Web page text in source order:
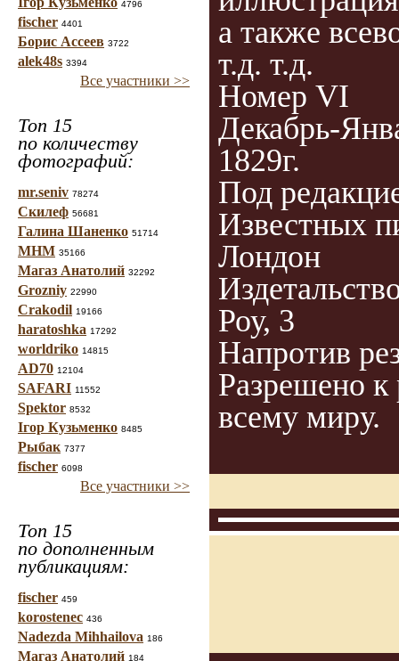
4796
fischer 4401
Борис Ассеев 3722
alek48s 3394
Все участники >>
Топ 15
по количеству
фотографий:
mr.seniv 78274
Скилеф 56681
Галина Шаненко 51714
МНМ 35166
Магаз Анатолий 32292
Grozniy 22990
Crakodil 19166
haratoshka 17292
worldriko 14815
AD70 12104
SAFARI 11552
Spektor 8532
Ігор Кузьменко 8485
Рыбак 7377
fischer 6098
Все участники >>
Топ 15
по дополненным
публикациям:
fischer 459
korostenec 436
Nadezda Mihhailova 186
Магаз Анатолий 184
а также
т.д. т.д.
Номер VI
Декабрь-
1829г.
Под
Известных
Лондон
Роу, 3
Напротив
Разрешено
всему миру.